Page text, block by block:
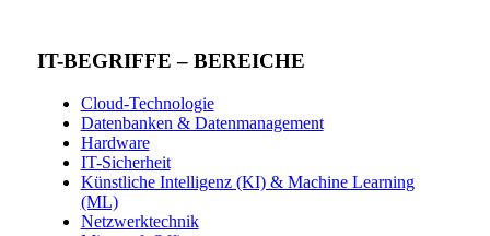
IT-BEGRIFFE – BEREICHE
Cloud-Technologie
Datenbanken & Datenmanagement
Hardware
IT-Sicherheit
Künstliche Intelligenz (KI) & Machine Learning
(ML)
Netzwerktechnik